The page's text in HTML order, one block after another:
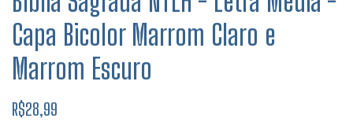
Capa Bicolor Marrom Claro e
Marrom Escuro
R$28,99